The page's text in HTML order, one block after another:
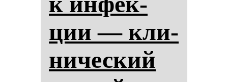
ции — кли­
ни­чес­кий